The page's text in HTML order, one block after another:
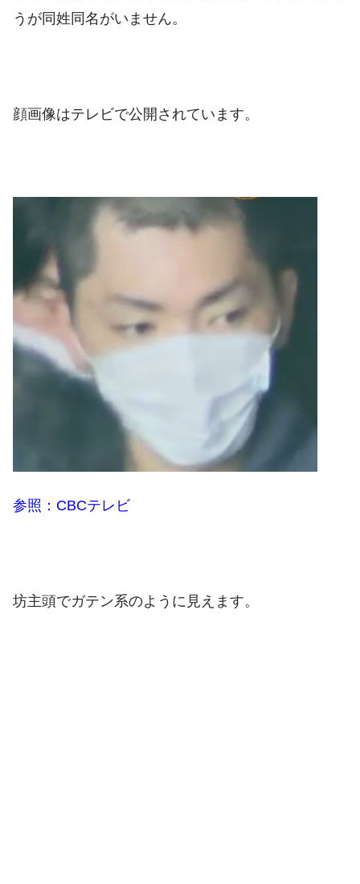
うが同姓同名がいません。
顔画像はテレビで公開されています。
参照：CBCテレビ
坊主頭でガテン系のように見えます。